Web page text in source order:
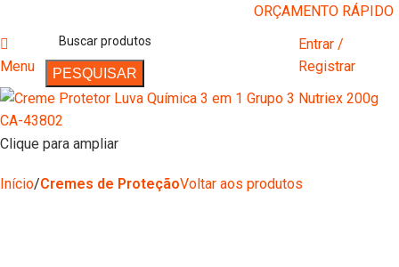
ORÇAMENTO RÁPIDO
Menu PESQUISAR
Entrar /
Registrar
Clique para ampliar
Início Cremes de ProteçãoVoltar aos produtos